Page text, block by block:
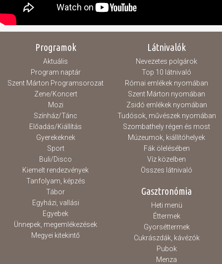
Programok
Aktuális
Program naptár
Szent Márton Programsorozat
Zene/Koncert
Mozi
Színház/Tánc
Előadás/Kiállítás
Gyerekeknek
Sport
Buli/Disco
Kiemelt rendezvények
Tanfolyam, képzés
Tábor
Egyházi, vallási
Egyebek
Ünnepek, megemlékezések
Megyei kitekintő
Látnivalók
Nevezetes polgárok
Top 10 látnivaló
Római emlékek nyomában
Szent Márton nyomában
Zsidó emlékek nyomában
Tudósok, művészek nyomában
Szombathely régen és most
Múzeumok, kiállítóhelyek
Fák ölelésében
Víz közelben
Összes látnivaló
Gasztronómia
Heti menü
Éttermek
Gyorséttermek
Cukrászdák, kávézók
Pubok
Menza